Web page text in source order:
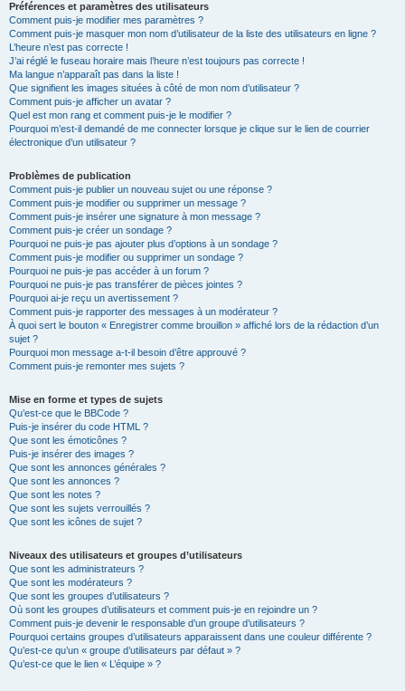
Préférences et paramètres des utilisateurs
Comment puis-je modifier mes paramètres ?
Comment puis-je masquer mon nom d’utilisateur de la liste des utilisateurs en ligne ?
L’heure n’est pas correcte !
J’ai réglé le fuseau horaire mais l’heure n’est toujours pas correcte !
Ma langue n’apparaît pas dans la liste !
Que signifient les images situées à côté de mon nom d’utilisateur ?
Comment puis-je afficher un avatar ?
Quel est mon rang et comment puis-je le modifier ?
Pourquoi m’est-il demandé de me connecter lorsque je clique sur le lien de courrier
électronique d’un utilisateur ?
Problèmes de publication
Comment puis-je publier un nouveau sujet ou une réponse ?
Comment puis-je modifier ou supprimer un message ?
Comment puis-je insérer une signature à mon message ?
Comment puis-je créer un sondage ?
Pourquoi ne puis-je pas ajouter plus d’options à un sondage ?
Comment puis-je modifier ou supprimer un sondage ?
Pourquoi ne puis-je pas accéder à un forum ?
Pourquoi ne puis-je pas transférer de pièces jointes ?
Pourquoi ai-je reçu un avertissement ?
Comment puis-je rapporter des messages à un modérateur ?
À quoi sert le bouton « Enregistrer comme brouillon » affiché lors de la rédaction d’un
sujet ?
Pourquoi mon message a-t-il besoin d’être approuvé ?
Comment puis-je remonter mes sujets ?
Mise en forme et types de sujets
Qu’est-ce que le BBCode ?
Puis-je insérer du code HTML ?
Que sont les émoticônes ?
Puis-je insérer des images ?
Que sont les annonces générales ?
Que sont les annonces ?
Que sont les notes ?
Que sont les sujets verrouillés ?
Que sont les icônes de sujet ?
Niveaux des utilisateurs et groupes d’utilisateurs
Que sont les administrateurs ?
Que sont les modérateurs ?
Que sont les groupes d’utilisateurs ?
Où sont les groupes d’utilisateurs et comment puis-je en rejoindre un ?
Comment puis-je devenir le responsable d’un groupe d’utilisateurs ?
Pourquoi certains groupes d’utilisateurs apparaissent dans une couleur différente ?
Qu’est-ce qu’un « groupe d’utilisateurs par défaut » ?
Qu’est-ce que le lien « L’équipe » ?